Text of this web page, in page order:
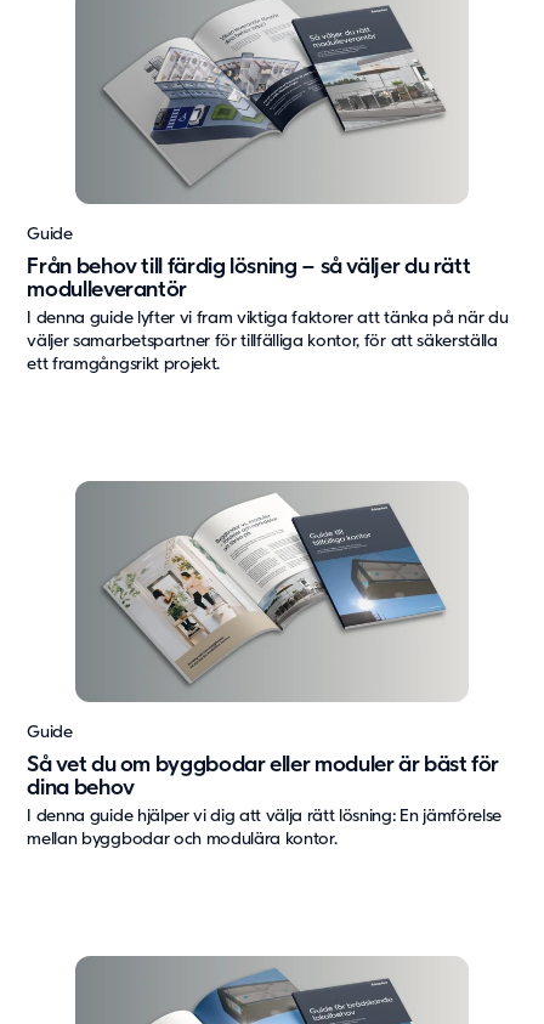
Från behov till färdig lösning – så väljer du rätt
modulleverantör
Guide
I denna guide lyfter vi fram viktiga faktorer att tänka på när du
väljer samarbetspartner för tillfälliga kontor, för att säkerställa
ett framgångsrikt projekt.
Så vet du om byggbodar eller moduler är bäst för
dina behov
Guide
I denna guide hjälper vi dig att välja rätt lösning: En jämförelse
mellan byggbodar och modulära kontor.